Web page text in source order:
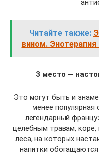
Читайте также:
вином. Энотерапия
3 место —
Это могут быть и
менее популярная
легендарный
целебным травам, коре,
леса, на которых
напитки